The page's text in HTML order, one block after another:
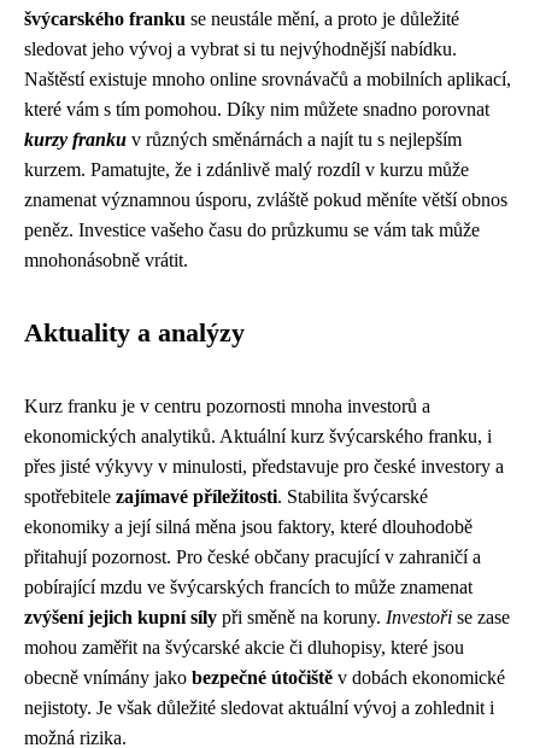
švýcarského franku se neustále mění, a proto je důležité
sledovat jeho vývoj a vybrat si tu nejvýhodnější nabídku.
Naštěstí existuje mnoho online srovnávačů a mobilních aplikací,
které vám s tím pomohou. Díky nim můžete snadno porovnat
kurzy franku v různých směnárnách a najít tu s nejlepším
kurzem. Pamatujte, že i zdánlivě malý rozdíl v kurzu může
znamenat významnou úsporu, zvláště pokud měníte větší obnos
peněz. Investice vašeho času do průzkumu se vám tak může
mnohonásobně vrátit.
Aktuality a analýzy
Kurz franku je v centru pozornosti mnoha investorů a
ekonomických analytiků. Aktuální kurz švýcarského franku, i
přes jisté výkyvy v minulosti, představuje pro české investory a
spotřebitele zajímavé příležitosti. Stabilita švýcarské
ekonomiky a její silná měna jsou faktory, které dlouhodobě
přitahují pozornost. Pro české občany pracující v zahraničí a
pobírající mzdu ve švýcarských francích to může znamenat
zvýšení jejich kupní síly při směně na koruny. Investoři se zase
mohou zaměřit na švýcarské akcie či dluhopisy, které jsou
obecně vnímány jako bezpečné útočiště v dobách ekonomické
nejistoty. Je však důležité sledovat aktuální vývoj a zohlednit i
možná rizika.